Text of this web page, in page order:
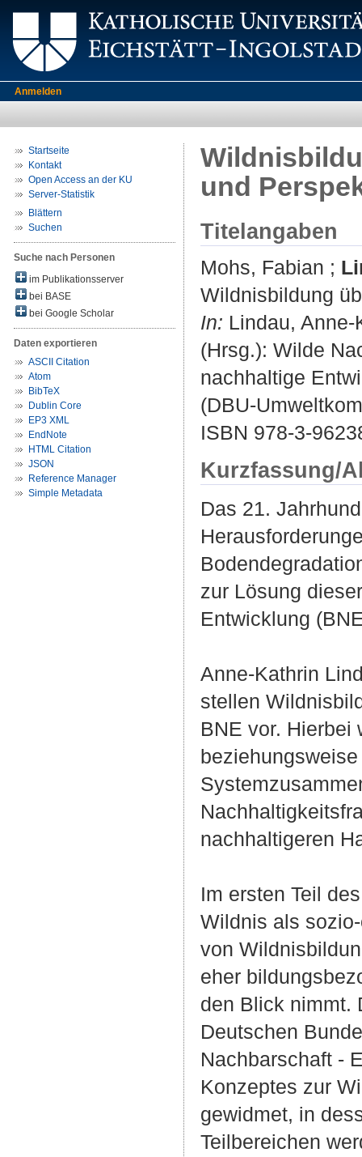
Anmelden
Startseite
Kontakt
Open Access an der KU
Server-Statistik
Blättern
Suchen
Suche nach Personen
im Publikationsserver
bei BASE
bei Google Scholar
Daten exportieren
ASCII Citation
Atom
BibTeX
Dublin Core
EP3 XML
EndNote
HTML Citation
JSON
Reference Manager
Simple Metadata
und
Titelangaben
Mohs, Fabian ;
Wildnisbildung
In: Lindau,
(Hrsg.): Wilde
nachhaltige
(DBU-
ISBN 978-3-
Kurzfassung/
Das 21.
zur Lösung
Entwicklung
Anne-Kathrin
stellen
BNE vor. Hierbei
nachhaltigeren
Im ersten Teil
Wildnis als
von
eher
den Blick nimmt.
Deutschen
Nachbarschaft -
Konzeptes zur
gewidmet, in
Teilbereichen